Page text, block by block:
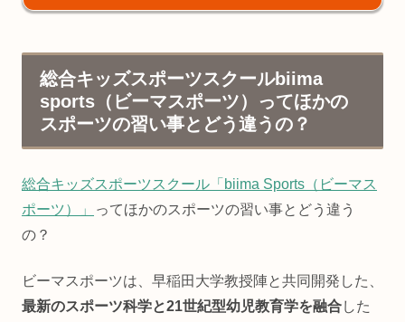
総合キッズスポーツスクールbiima
sports（ビーマスポーツ）ってほかの
スポーツの習い事とどう違うの？
総合キッズスポーツスクール「biima Sports（ビーマス
ポーツ）」
ってほかのスポーツの習い事とどう違う
の？
ビーマスポーツは、早稲田大学教授陣と共同開発した、
最新のスポーツ科学と21世紀型幼児教育学を融合した